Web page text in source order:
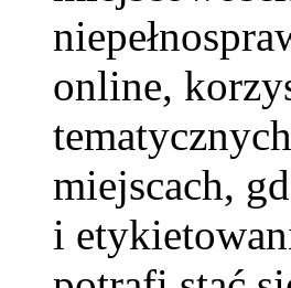
online,
miejscach,
i